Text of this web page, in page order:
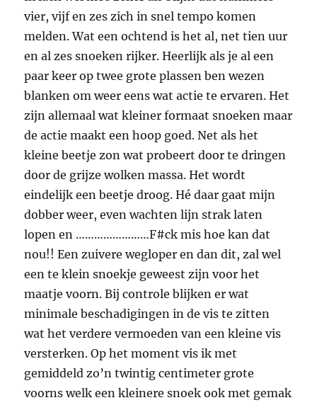
vier, vijf en zes zich in snel tempo komen
melden. Wat een ochtend is het al, net tien uur
en al zes snoeken rijker. Heerlijk als je al een
paar keer op twee grote plassen ben wezen
blanken om weer eens wat actie te ervaren. Het
zijn allemaal wat kleiner formaat snoeken maar
de actie maakt een hoop goed. Net als het
kleine beetje zon wat probeert door te dringen
door de grijze wolken massa. Het wordt
eindelijk een beetje droog. Hé daar gaat mijn
dobber weer, even wachten lijn strak laten
lopen en ……………………F#ck mis hoe kan dat
nou!! Een zuivere wegloper en dan dit, zal wel
een te klein snoekje geweest zijn voor het
maatje voorn. Bij controle blijken er wat
minimale beschadigingen in de vis te zitten
wat het verdere vermoeden van een kleine vis
versterken. Op het moment vis ik met
gemiddeld zo’n twintig centimeter grote
voorns welk een kleinere snoek ook met gemak